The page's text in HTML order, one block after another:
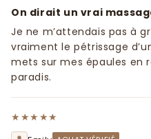
On dirait un vrai
Je ne m’attendais pas à
vraiment le pétrissage
mets sur mes épaules en
paradis.
★★★★★